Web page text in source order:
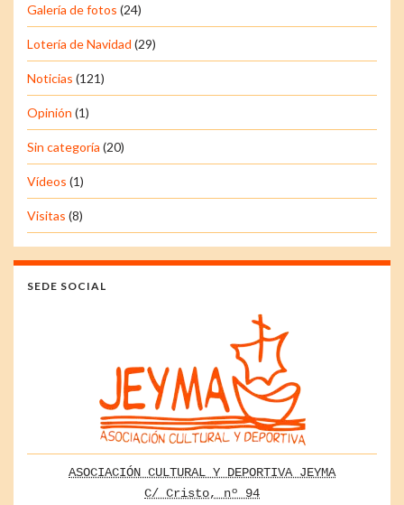
Galería de fotos (24)
Lotería de Navidad (29)
Noticias (121)
Opinión (1)
Sin categoría (20)
Vídeos (1)
Visitas (8)
SEDE SOCIAL
ASOCIACIÓN CULTURAL Y DEPORTIVA JEYMA
C/ Cristo, nº 94